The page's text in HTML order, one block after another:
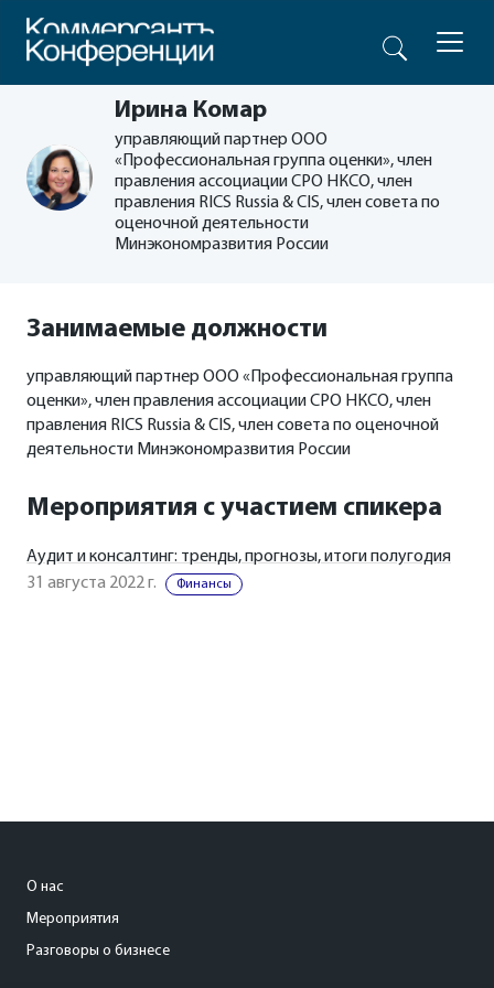
Ирина Комар
управляющий партнер ООО
«Профессиональная группа оценки», член
правления ассоциации СРО НКСО, член
правления RICS Russia & CIS, член совета по
оценочной деятельности
Минэкономразвития России
Занимаемые должности
управляющий партнер ООО «Профессиональная группа
оценки», член правления ассоциации СРО НКСО, член
правления RICS Russia & CIS, член совета по оценочной
деятельности Минэкономразвития России
Мероприятия с участием спикера
Аудит и консалтинг: тренды, прогнозы, итоги полугодия
31 августа 2022 г.
Финансы
О нас
Мероприятия
Разговоры о бизнесе